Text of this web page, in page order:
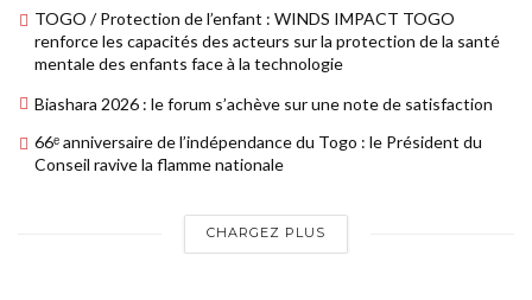
TOGO / Protection de l’enfant : WINDS IMPACT TOGO
renforce les capacités des acteurs sur la protection de la santé
mentale des enfants face à la technologie
Biashara 2026 : le forum s’achève sur une note de satisfaction
66ᵉ anniversaire de l’indépendance du Togo : le Président du
Conseil ravive la flamme nationale
CHARGEZ PLUS